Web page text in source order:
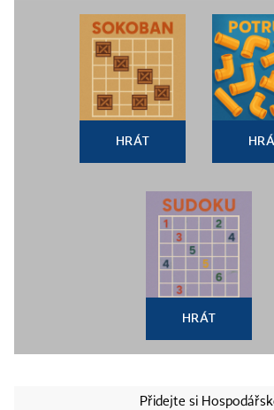
HRÁT
HRÁT
Přidejte si